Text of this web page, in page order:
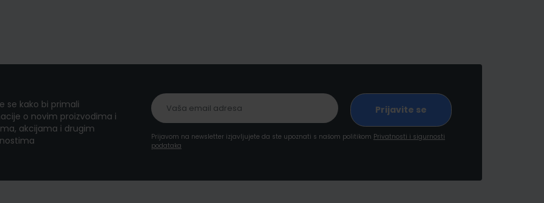
se kako bi primali
o novim proizvodima i
akcijama i drugim
Prijavom na newsletter izjavljujete da ste upoznati s našom politikom Privatnosti i sigurnosti
podataka